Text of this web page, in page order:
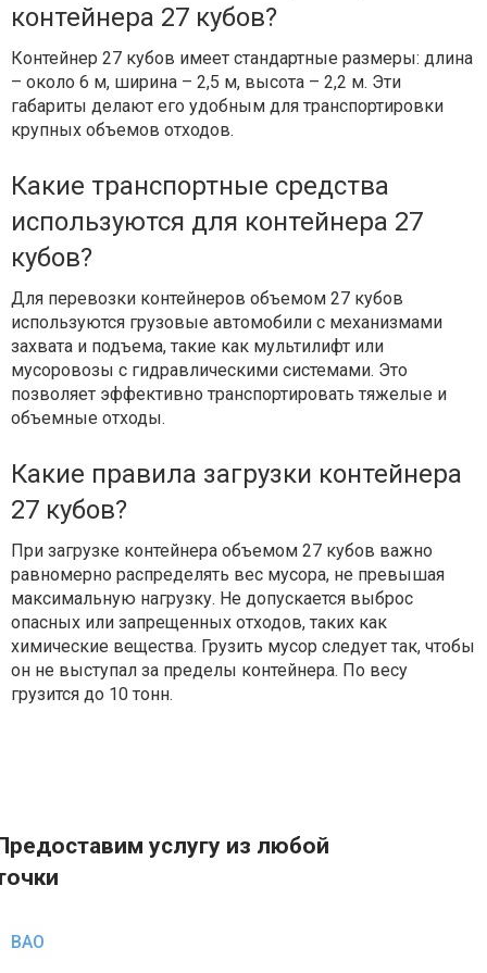
контейнера 27 кубов?
Контейнер 27 кубов имеет стандартные размеры: длина
– около 6 м, ширина – 2,5 м, высота – 2,2 м. Эти
габариты делают его удобным для транспортировки
крупных объемов отходов.
Какие транспортные средства
используются для контейнера 27
кубов?
Для перевозки контейнеров объемом 27 кубов
используются грузовые автомобили с механизмами
захвата и подъема, такие как мультилифт или
мусоровозы с гидравлическими системами. Это
позволяет эффективно транспортировать тяжелые и
объемные отходы.
Какие правила загрузки контейнера
27 кубов?
При загрузке контейнера объемом 27 кубов важно
равномерно распределять вес мусора, не превышая
максимальную нагрузку. Не допускается выброс
опасных или запрещенных отходов, таких как
химические вещества. Грузить мусор следует так, чтобы
он не выступал за пределы контейнера. По весу
грузится до 10 тонн.
услугу из любой
ВАО